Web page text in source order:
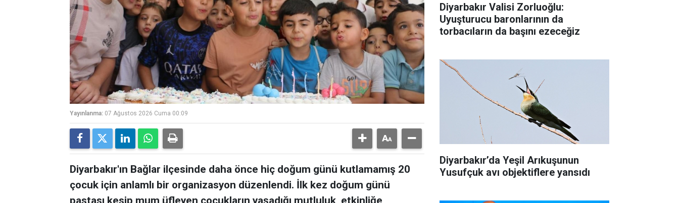
Yayınlanma: 07 Ağustos 2026 Cuma 00:09
Diyarbakır'ın Bağlar ilçesinde daha önce hiç doğum günü kutlamamış 20
çocuk için anlamlı bir organizasyon düzenlendi. İlk kez doğum günü
pastası kesip mum üfleyen çocukların yaşadığı mutluluk, etkinliğe
Diyarbakır Valisi Zorluoğlu:
Uyuşturucu baronlarının da
torbacıların da başını ezeceğiz
Diyarbakır’da Yeşil Arıkuşunun
Yusufçuk avı objektiflere yansıdı